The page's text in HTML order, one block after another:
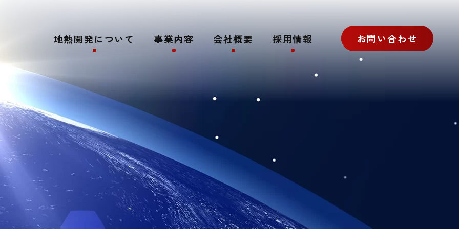
地熱開発について 事業内容 会社概要 採用情報 お問い合わせ